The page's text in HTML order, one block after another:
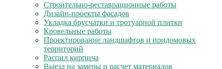
Строительно-реставрационные работы
Дизайн-проекты фасадов
Укладка брусчатки и тротуарной плитки
Кровельные работы
Проектирование ландшафтов и придомовых
территорий
Распил кирпича
Выезд на замеры и расчет материалов